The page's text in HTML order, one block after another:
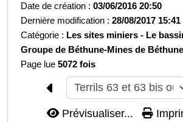
Date de création :03/06/2016 20:50
Dernière modification :28/08/2017 15:41
Catégorie : Les sites miniers - Le
Groupe de Béthune-Mines de Béthune
Page lue5072 fois
Prévisualiser...